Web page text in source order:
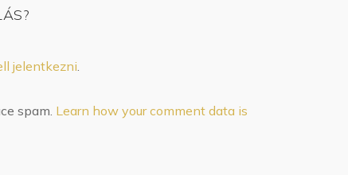
jelentkezni
spam. Learn how your comment data is